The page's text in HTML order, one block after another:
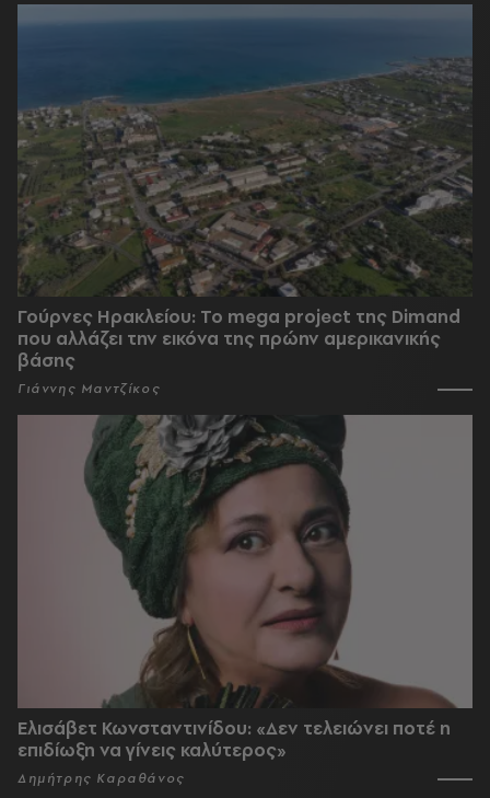
Γούρνες Ηρακλείου: To mega project της Dimand
που αλλάζει την εικόνα της πρώην αμερικανικής
βάσης
Γιάννης Μαντζίκος
Ελισάβετ Κωνσταντινίδου: «Δεν τελειώνει ποτέ η
επιδίωξη να γίνεις καλύτερος»
Δημήτρης Καραθάνος